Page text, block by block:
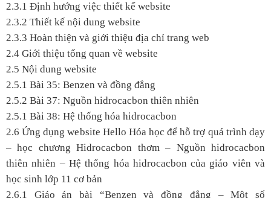
2.3.1 Định hướng việc thiết kế website
2.3.2 Thiết kế nội dung website
2.3.3 Hoàn thiện và giới thiệu địa chỉ trang web
2.4 Giới thiệu tổng quan về website
2.5 Nội dung website
2.5.1 Bài 35: Benzen và đồng đẳng
2.5.2 Bài 37: Nguồn hidrocacbon thiên nhiên
2.5.1 Bài 38: Hệ thống hóa hidrocacbon
2.6 Ứng dụng website Hello Hóa học để hỗ trợ quá trình dạy
– học chương Hidrocacbon thơm – Nguồn hidrocacbon
thiên nhiên – Hệ thống hóa hidrocacbon của giáo viên và
học sinh lớp 11 cơ bản
2.6.1 Giáo án bài “Benzen và đồng đẳng – Một số